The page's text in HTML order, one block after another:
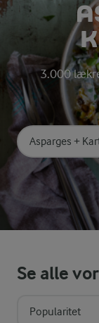
3.000
Søg på kategori
Indtast søgeord
Se alle
Popularitet